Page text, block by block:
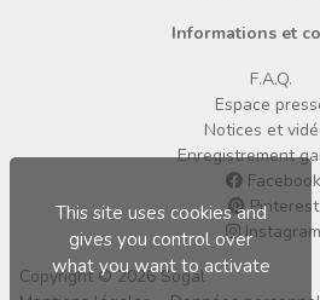
Informations et
F.A.Q.
Espace
Notices et
Enregistrement
Facebook
Pinterest
Instagram
Copyright © 2026 Sogal
This site uses cookies and
gives you control over
what you want to activate